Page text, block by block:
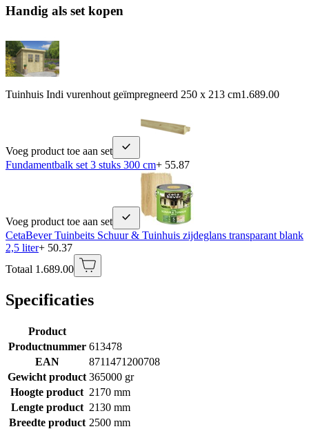
Handig als set kopen
Tuinhuis Indi vurenhout geïmpregneerd 250 x 213 cm1.689.00
Voeg product toe aan set
Fundamentbalk set 3 stuks 300 cm+ 55.87
Voeg product toe aan set
CetaBever Tuinbeits Schuur & Tuinhuis zijdeglans transparant blank
2,5 liter+ 50.37
Totaal 1.689.00
Specificaties
Product
Productnummer 613478
EAN
8711471200708
Gewicht product 365000 gr
Hoogte product 2170 mm
Lengte product 2130 mm
Breedte product 2500 mm